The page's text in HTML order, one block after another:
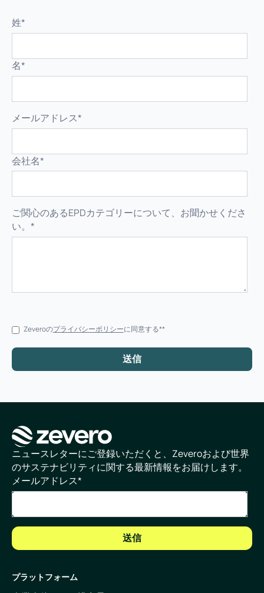
姓*
名*
メールアドレス*
会社名*
ご関心のあるEPDカテゴリーについて、お聞かせくださ
い。 *
Zeveroのプライバシーポリシーに同意する**
ホームページ
ニュースレターにご登録いただくと、Zeveroおよび世界
のサステナビリティに関する最新情報をお届けします。
メールアドレス*
プラットフォーム